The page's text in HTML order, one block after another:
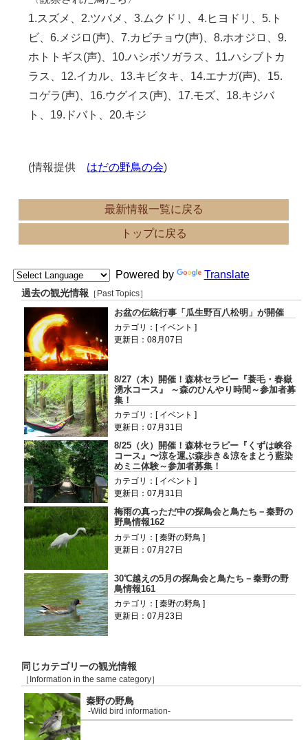
1.スズメ、2.ツバメ、3.ムクドリ、4.ヒヨドリ、5.ト
ビ、6.メジロ(声)、7.カビチョウ(声)、8.ホオジロ、9.
ホトトギス(声)、10.ハシボソガラス、11.ハシブトカ
ラス、12.イカル、13.キビタキ、14.エナガ(声)、15.
コゲラ(声)、16.ウグイス(声)、17.モズ、18.キジバ
ト、19.ドバト、20.キジ
(情報提供 はだの野鳥の会)
最新情報一覧に戻る
トップに戻る
Powered by Translate
過去の観光情報 ［Past Topics］
お盆の伝統行事「瓜生野百八松明」が開催
カテゴリ：[ イベント ]
更新日：08月07日
8/27（木）開催！森林セラピー『蓑毛・春嶽
湧水コース』 ～森のひんやり時間～参加者募
集！
カテゴリ：[ イベント ]
更新日：07月31日
8/25（火）開催！森林セラピー『くずは峡谷
コース』〜涼を運ぶ森歩き＆涼をまとう藍染
めミニ体験～参加者募集！
カテゴリ：[ イベント ]
更新日：07月31日
梅雨の真っただ中の探鳥会と鳥たち－秦野の
野鳥情報162
カテゴリ：[ 秦野の野鳥 ]
更新日：07月27日
30℃越えの5月の探鳥会と鳥たち－秦野の野
鳥情報161
カテゴリ：[ 秦野の野鳥 ]
更新日：07月23日
同じカテゴリーの観光情報
［Information in the same category］
秦野の野鳥
-Wild bird information-